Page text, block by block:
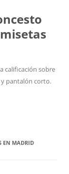
calificación sobre
y pantalón corto.
EN MADRID